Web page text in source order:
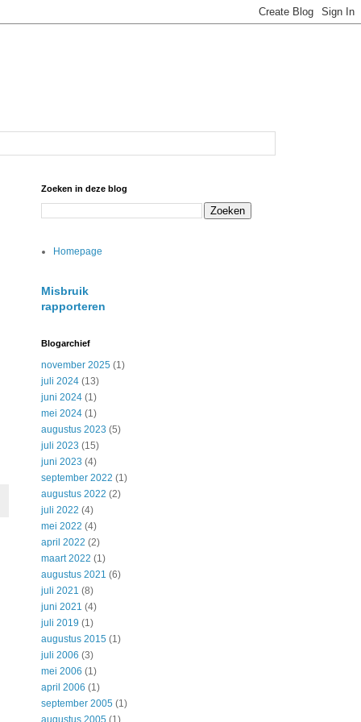
Zoeken in deze blog
Homepage
Misbruik
rapporteren
Blogarchief
november 2025(1)
juli 2024(13)
juni 2024(1)
mei 2024(1)
augustus 2023 (5)
juli 2023 (15)
juni 2023 (4)
september 2022 (1)
augustus 2022 (2)
juli 2022 (4)
mei 2022 (4)
april 2022 (2)
maart 2022 (1)
augustus 2021 (6)
juli 2021 (8)
juni 2021 (4)
juli 2019 (1)
augustus 2015(1)
juli 2006 (3)
mei 2006 (1)
april 2006 (1)
september 2005(1)